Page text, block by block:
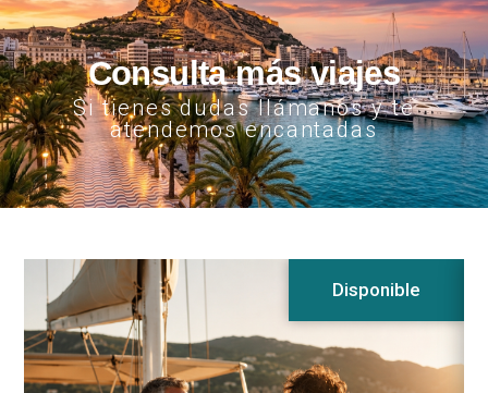
Consulta más viajes
Si tienes dudas llámanos y te
atendemos encantadas
Disponible